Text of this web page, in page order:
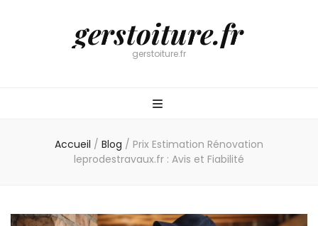
gerstoiture.fr
gerstoiture.fr
Accueil / Blog / Prix Estimation Rénovation
leprodestravaux.fr : Avis et Fiabilité